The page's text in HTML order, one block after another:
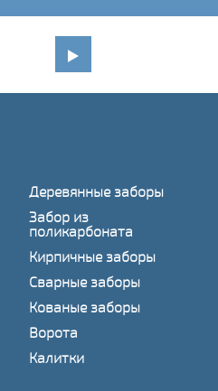
Деревянные заборы
Забор из
поликарбоната
Кирпичные заборы
Сварные заборы
Кованые заборы
Ворота
Калитки